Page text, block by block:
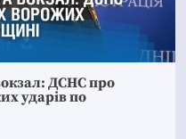
ДСНС про
ударів по